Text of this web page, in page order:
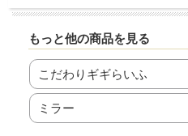
もっと他の商品を見る
こだわりギギらいふ
ミラー